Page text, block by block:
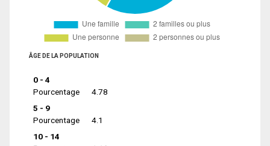
ÂGE DE LA POPULATION
0 - 4
Pourcentage
4.78
5 - 9
Pourcentage
4.1
10 - 14